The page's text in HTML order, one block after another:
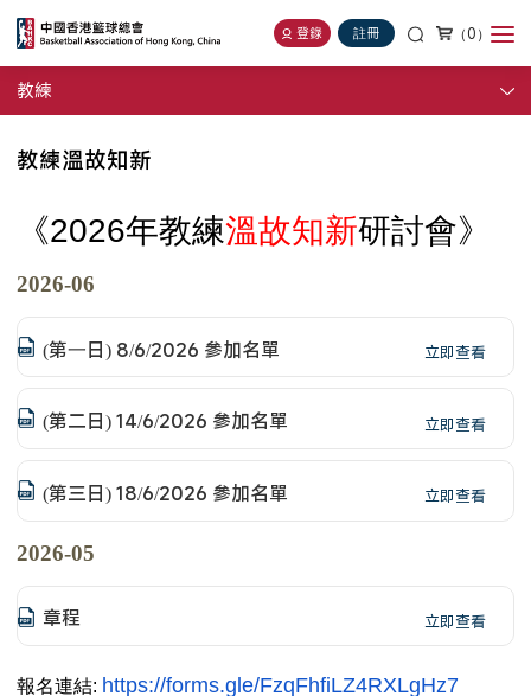
登錄 註冊 （0）
教練
教練溫故知新
《2026年教練溫故知新研討會》
2026-06
(第一日) 8/6/2026 參加名單 立即查看
(第二日) 14/6/2026 參加名單 立即查看
(第三日) 18/6/2026 參加名單 立即查看
2026-05
章程 立即查看
報名連結: https://forms.gle/FzqFhfiLZ4RXLgHz7